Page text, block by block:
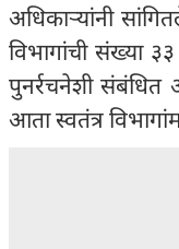
अधिकाऱ्यांनी
विभागांची संख्या
पुनर्रचनेशी संबंधित
आता स्वतंत्र